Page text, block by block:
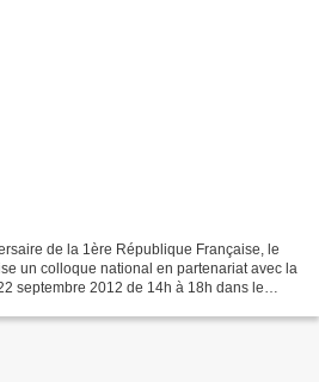
de la 1ère République Française, le
un colloque national en partenariat avec la
septembre 2012 de 14h à 18h dans le